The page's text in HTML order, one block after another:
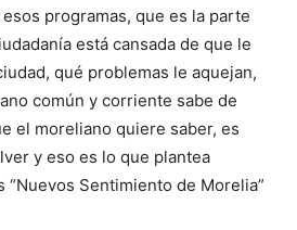
programas, que es la parte
está cansada de que le
qué problemas le aquejan,
común y corriente sabe de
el moreliano quiere saber, es
y eso es lo que plantea
“Nuevos Sentimiento de Morelia”